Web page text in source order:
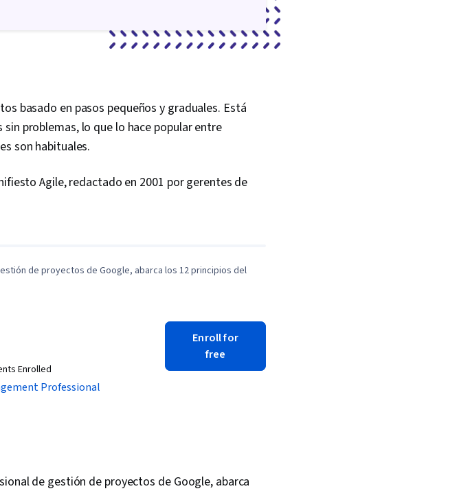
basado en pasos pequeños y graduales. Está
problemas, lo que lo hace popular entre
son habituales.
Agile, redactado en 2001 por gerentes de
de proyectos de Google, abarca los 12 principios del
Enrolled
Professional
Enroll for
free
de gestión de proyectos de Google, abarca